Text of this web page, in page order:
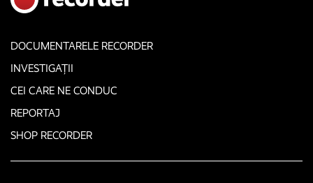
DOCUMENTARELE RECORDER
INVESTIGAȚII
CEI CARE NE CONDUC
REPORTAJ
SHOP RECORDER